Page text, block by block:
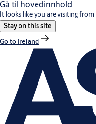
Gå til hovedinnhold
It looks like you are visiting
Stay on this site
Go to Ireland